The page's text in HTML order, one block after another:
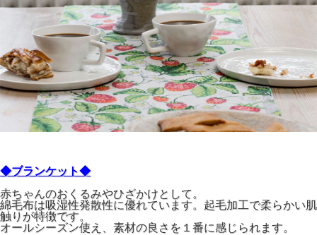
◆ブランケット◆
赤ちゃんのおくるみやひざかけとして。
綿毛布は吸湿性発散性に優れています。起毛加工で柔らかい肌
触りが特徴です。
オールシーズン使え、素材の良さを１番に感じられます。